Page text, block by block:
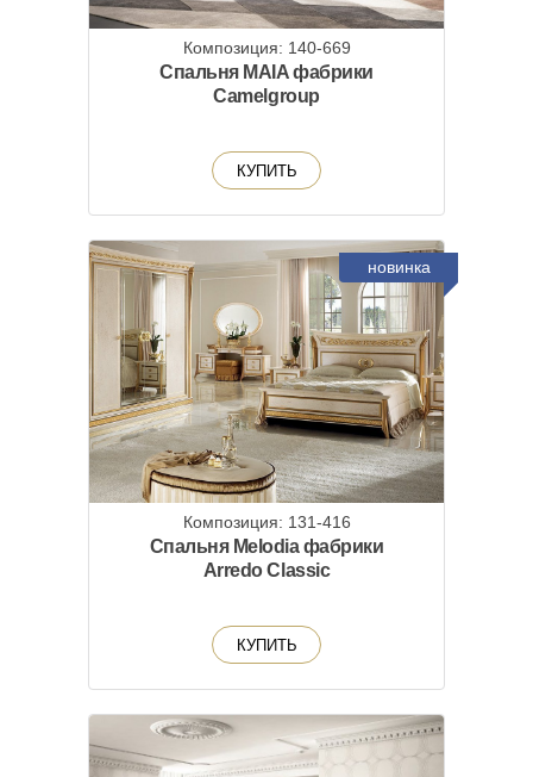
Композиция: 140-669
Спальня MAIA фабрики
Camelgroup
КУПИТЬ
новинка
Композиция: 131-416
Спальня Melodia фабрики
Arredo Classic
КУПИТЬ